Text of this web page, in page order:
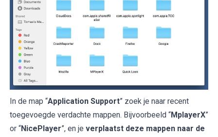
In de map “Application Support” zoek je naar recent
toegevoegde verdachte mappen. Bijvoorbeeld “MplayerX”
or “NicePlayer”, en je verplaatst deze mappen naar de